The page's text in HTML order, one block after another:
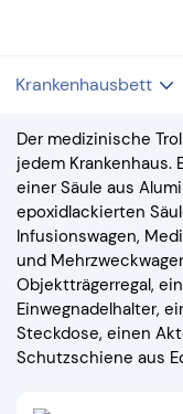
Krankenhausbett
Der medizinische
jedem Krankenhaus.
einer Säule aus
epoxidlackierten
Infusionswagen,
und
Objektträgerregal,
Einwegnadelhalter,
Steckdose, einen
Schutzschiene aus